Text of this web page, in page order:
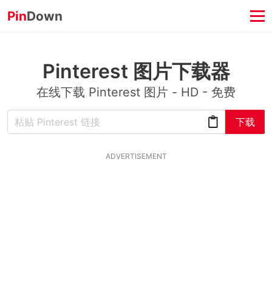
PinDown
Pinterest 图片下载器
在线下载 Pinterest 图片 - HD - 免费
下载
ADVERTISEMENT